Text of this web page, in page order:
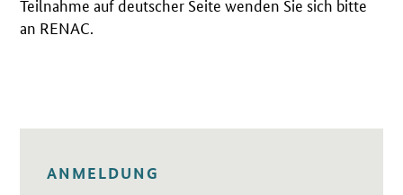
Teilnahme auf deutscher Seite wenden Sie sich bitte
an RENAC.
ANMELDUNG